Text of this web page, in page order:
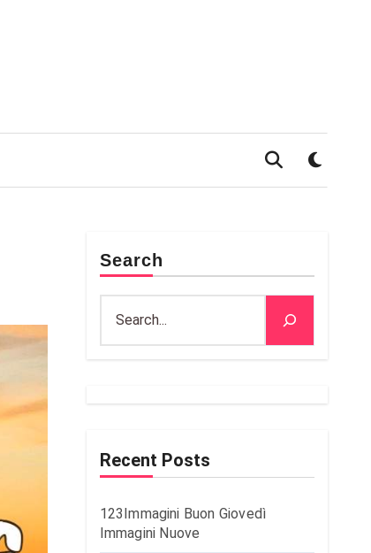
Search
Recent Posts
123Immagini Buon Giovedì
Immagini Nuove